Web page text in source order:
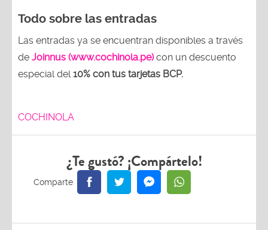
Todo sobre las entradas
Las entradas ya se encuentran disponibles a través
de Joinnus (www.cochinola.pe)con un descuento
especial del10% con tus tarjetas BCP.
COCHINOLA
¿Te gustó? ¡Compártelo!